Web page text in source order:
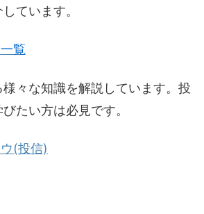
ています。
覧
々な知識を解説しています。投
たい方は必見です。
(投信)